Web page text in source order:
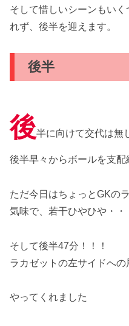
そして惜しいシーンもい
れず、後半を迎えます。
後半
後半に向けて交代は無
後半早々からボールを支配
ただ今日はちょっとGKの
気味で、若干ひやひや・・
そして後半47分！！！
ラカゼットの左サイドへの
やってくれました